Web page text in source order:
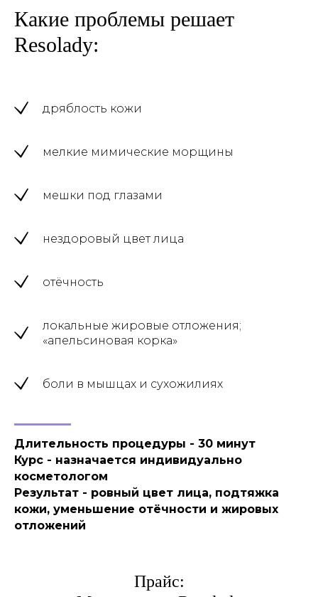
Какие проблемы решает
Resolady:
дряблость кожи
мелкие мимические морщины
мешки под глазами
нездоровый цвет лица
отёчность
локальные жировые отложения;
«апельсиновая корка»
боли в мышцах и сухожилиях
Длительность процедуры - 30 минут
Курс - назначается индивидуально
косметологом
Результат - ровный цвет лица, подтяжка
кожи, уменьшение отёчности и жировых
отложений
Прайс: